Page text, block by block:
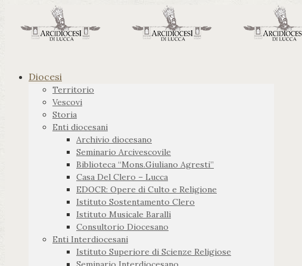
Diocesi
Territorio
Vescovi
Storia
Enti diocesani
Archivio diocesano
Seminario Arcivescovile
Biblioteca “Mons.Giuliano Agresti”
Casa Del Clero – Lucca
EDOCR: Opere di Culto e Religione
Istituto Sostentamento Clero
Istituto Musicale Baralli
Consultorio Diocesano
Enti Interdiocesani
Istituto Superiore di Scienze Religiose